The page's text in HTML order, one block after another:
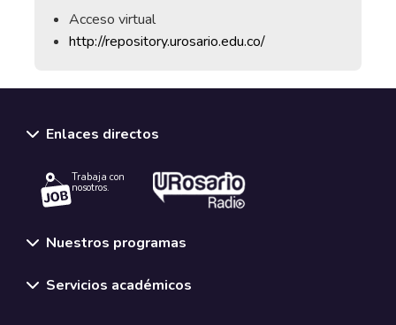
Acceso virtual
http://repository.urosario.edu.co/
Enlaces directos
Trabaja con
nosotros.
Nuestros programas
Servicios académicos